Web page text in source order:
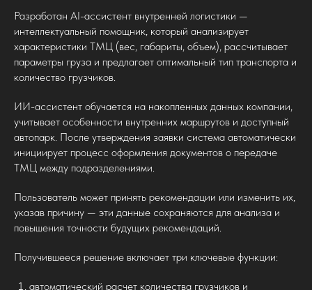
Разработан AI-ассистент внутренней логистики —
интеллектуальный помощник, который анализирует
характеристики ТМЦ (вес, габариты, объем), рассчитывает
параметры груза и предлагает оптимальный тип транспорта и
количество грузчиков.
ИИ-ассистент обучается на накопленных данных компании,
учитывает особенности внутренних маршрутов и доступный
автопарк. После утверждения заявки система автоматически
инициирует процесс оформления документов о передаче
ТМЦ между подразделениями.
Пользователь может принять рекомендации или изменить их,
указав причину — эти данные сохраняются для анализа и
повышения точности будущих рекомендаций.
Получившееся решение включает три ключевые функции:
автоматический расчет количества грузчиков и